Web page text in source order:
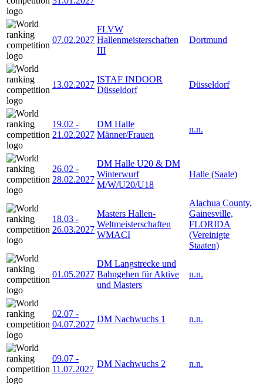
07.02.2027
FLVW
Hallenmeisterschaften
III
Dortmund
13.02.2027
ISTAF INDOOR
Düsseldorf
Düsseldorf
19.02 -
21.02.2027
DM Halle
Männer/Frauen
n.n.
26.02 -
28.02.2027
DM Halle U20 & DM
Winterwurf
M/W/U20/U18
Halle (Saale)
18.03 -
26.03.2027
Masters Hallen-
Weltmeisterschaften
WMACI
Alachua County,
Gainesville,
FLORIDA
(Vereinigte
Staaten)
01.05.2027
DM Langstrecke und
Bahngehen für Aktive
und Masters
n.n.
02.07 -
04.07.2027
DM Nachwuchs 1 n.n.
09.07 -
11.07.2027
DM Nachwuchs 2 n.n.